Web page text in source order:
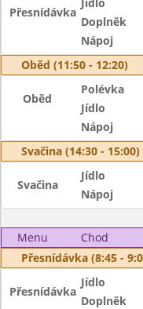
Přesnídávka
Doplněk
Nápoj
Oběd (11:50 - 12:20)
Oběd
Polévka
Jídlo
Nápoj
Svačina (14:30 - 15:00)
Svačina
Jídlo
Nápoj
Menu Chod
Přesnídávka (8:45 -
Přesnídávka
Jídlo
Doplněk